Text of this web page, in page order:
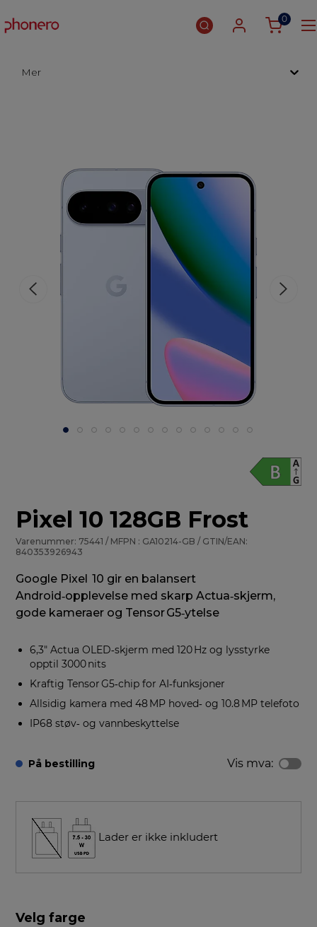
0
Mer
Pixel 10 128GB Frost
Varenummer: 75441 / MFPN : GA10214-GB / GTIN/EAN:
840353926943
Google Pixel 10 gir en balansert
Android‑opplevelse med skarp Actua‑skjerm,
gode kameraer og Tensor G5‑ytelse
6,3″ Actua OLED‑skjerm med 120 Hz og lysstyrke
opptil 3000 nits
Kraftig Tensor G5‑chip for AI‑funksjoner
Allsidig kamera med 48 MP hoved‑ og 10.8 MP telefoto
IP68 støv‑ og vannbeskyttelse
På bestilling Vis mva:
Lader er ikke inkludert
Velg farge